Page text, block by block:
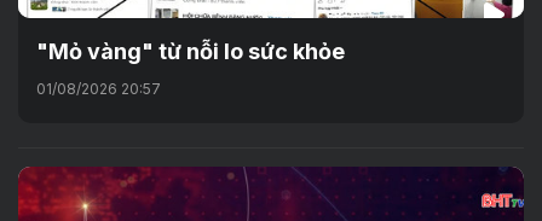
"Mỏ vàng" từ nỗi lo sức khỏe
01/08/2026 20:57